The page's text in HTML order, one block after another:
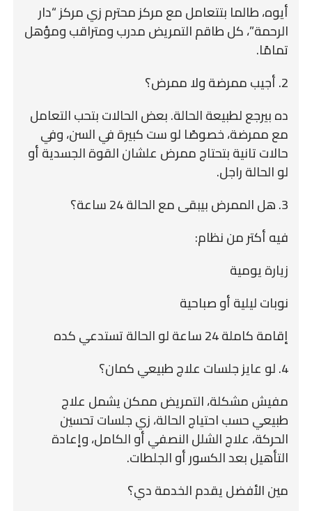
أيوه، طالما بتتعامل مع مركز محترم زي مركز “دار
الرحمة”، كل طاقم التمريض مدرب ومتراقب ومؤهل
تمامًا.
2. أجيب ممرضة ولا ممرض؟
ده بيرجع لطبيعة الحالة. بعض الحالات بتحب التعامل
مع ممرضة، خصوصًا لو ست كبيرة في السن، وفي
حالات تانية بتحتاج ممرض علشان القوة الجسدية أو
لو الحالة راجل.
3. هل الممرض بيبقى مع الحالة 24 ساعة؟
فيه أكتر من نظام:
زيارة يومية
نوبات ليلية أو صباحية
إقامة كاملة 24 ساعة لو الحالة تستدعي كده
4. لو عايز جلسات علاج طبيعي كمان؟
مفيش مشكلة، التمريض ممكن يشمل علاج
طبيعي حسب احتياج الحالة، زي جلسات تحسين
الحركة، علاج الشلل النصفي أو الكامل، وإعادة
التأهيل بعد الكسور أو الجلطات.
مين الأفضل يقدم الخدمة دي؟